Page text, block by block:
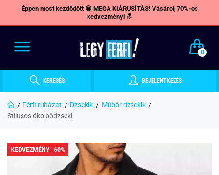
Éppen most kezdődött 😁 MEGA KIÁRUSÍTÁS! Vásárolj 70%-os
kedvezményl 🔝
0
KERESÉS BEJELENTKEZÉS
Férfi ruházat Dzsekik
Műbőr dzsekik
Stílusos öko bődzseki
KEDVEZMÉNY -60%